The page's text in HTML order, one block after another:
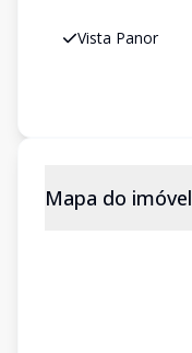
Vista Panor
Mapa do imóvel